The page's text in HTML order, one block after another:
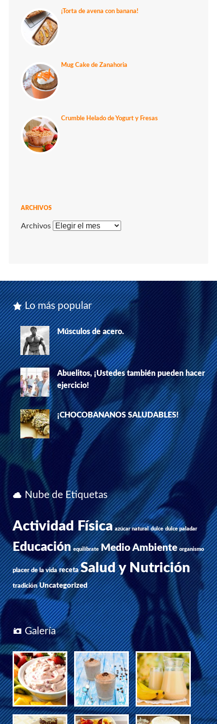
¡Torta de avena con banana!
Mug Cake de Zanahoria
Crumble Helado de Yogurt y Fresas
ARCHIVOS
Archivos
Lo más popular
Músculos de acero.
Abuelitos, ¡Ustedes también pueden hacer
ejercicio!
¡CHOCOBANANOS SALUDABLES!
Nube de Etiquetas
Actividad Física azúcar natural dulce dulce paladar
Educación equilíbrate Medio Ambiente organismo
placer de la vida receta Salud y Nutrición
tradición Uncategorized
Galería